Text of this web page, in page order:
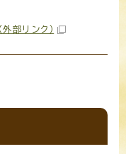
（外部リンク）